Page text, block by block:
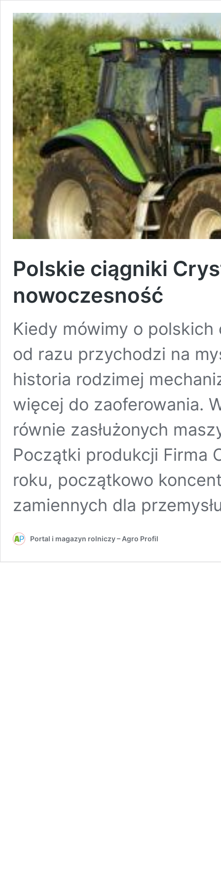
Polskie ciągniki
nowoczesność
Kiedy mówimy o
od razu przychodzi na
historia rodzimej
więcej do zaoferowania.
równie zasłużonych
Początki produkcji Firma
roku, początkowo
zamiennych dla
Portal i magazyn rolniczy – Agro Profil